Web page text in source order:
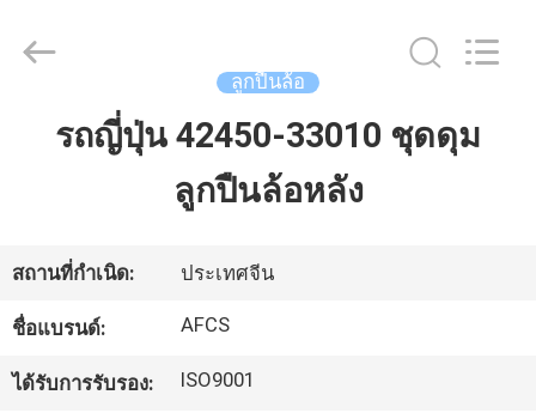
บ้าน
วิดีโอ
DAXIN
AUTO
ลูกปืนล้อ
รถญี่ปุ่น 42450-33010 ชุดดุม
ลูกปืนล้อหลัง
สถานที่กำเนิด: ประเทศจีน
ชื่อแบรนด์: AFCS
ได้รับการรับรอง: ISO9001